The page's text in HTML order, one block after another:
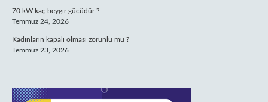
70 kW kaç beygir gücüdür ?
Temmuz 24, 2026
Kadınların kapalı olması zorunlu mu ?
Temmuz 23, 2026